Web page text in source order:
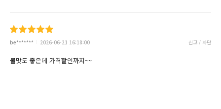
be******* 2026-06-21 16:18:00 신고 / 차단
물맛도 좋은데 가격할인까지~~